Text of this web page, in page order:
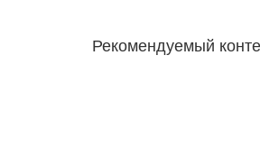
Рекомендуемый